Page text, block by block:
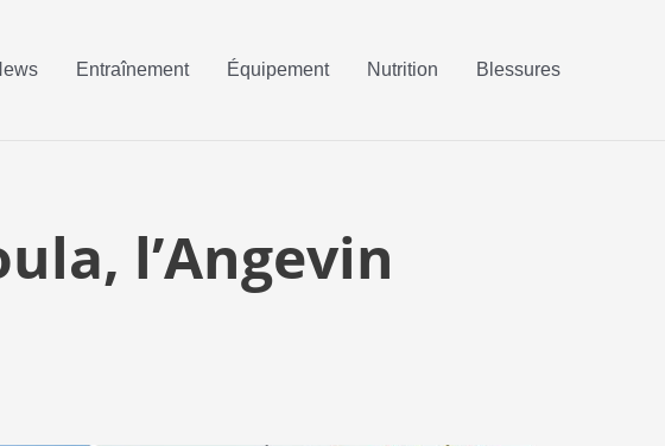
Entraînement Équipement Nutrition Blessures
l’Angevin